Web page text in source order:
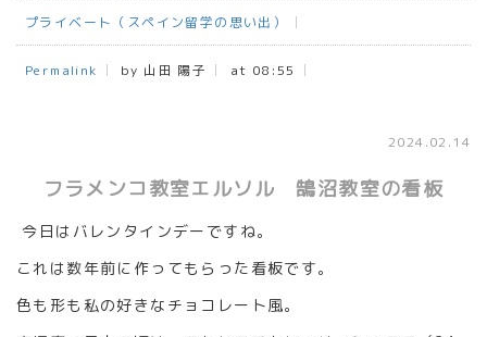
プライベート（スペイン留学の思い出）
Permalink by 山田 陽子 at 08:55
2024.02.14
フラメンコ教室エルソル 鵠沼教室の看板
今日はバレンタインデーですね。
これは数年前に作ってもらった看板です。
色も形も私の好きなチョコレート風。